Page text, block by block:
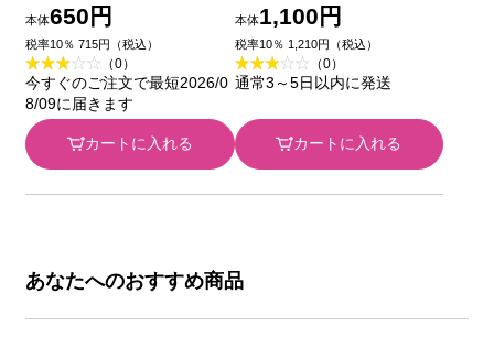
ャンテイ
本体650円
税率10％ 715円（税込）
（0）
今すぐのご注文で最短2026/0
8/09に届きます
カートに入れる
ルオイル ＿ スキュー
ズミー
本体1,100円
税率10％ 1,210円（税込）
（0）
通常3～5日以内に発送
カートに入れる
あなたへのおすすめ商品